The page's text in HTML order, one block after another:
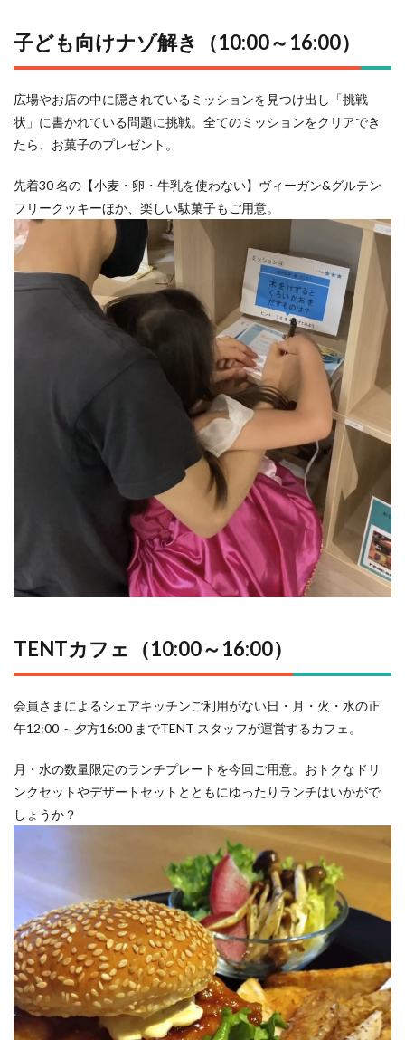
子ども向けナゾ解き（10:00～16:00）
広場やお店の中に隠されているミッションを見つけ出し「挑戦
状」に書かれている問題に挑戦。全てのミッションをクリアでき
たら、お菓子のプレゼント。
先着30 名の【小麦・卵・牛乳を使わない】ヴィーガン&グルテン
フリークッキーほか、楽しい駄菓子もご用意。
TENTカフェ（10:00～16:00）
会員さまによるシェアキッチンご利用がない日・月・火・水の正
午12:00 ～夕方16:00 までTENT スタッフが運営するカフェ。
月・水の数量限定のランチプレートを今回ご用意。おトクなドリ
ンクセットやデザートセットとともにゆったりランチはいかがで
しょうか？